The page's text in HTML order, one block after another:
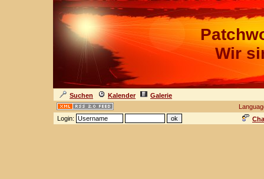
Wir
Suchen Kalender
Galerie
Login: